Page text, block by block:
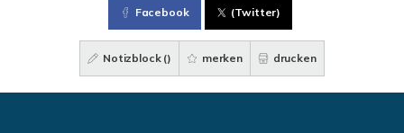
Facebook (Twitter)
Notizblock () merken drucken